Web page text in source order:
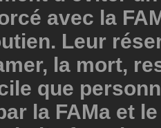
avec la
Leur
la mort,
que
la FAMa et